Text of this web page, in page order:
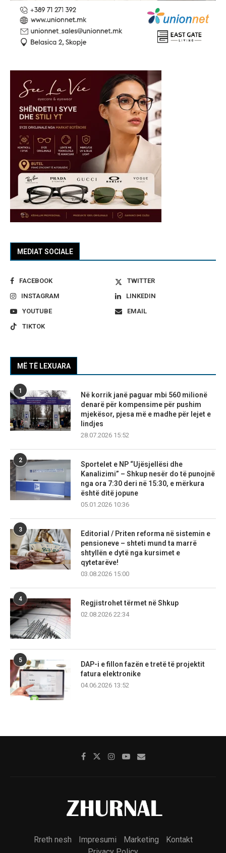
MEDIAT SOCIALE
FACEBOOK
TWITTER
INSTAGRAM
LINKEDIN
YOUTUBE
EMAIL
TIKTOK
MË TË LEXUARA
1
Në korrik janë paguar mbi 560 milionë
denarë për kompensime për pushim
mjekësor, pjesa më e madhe për lejet e
lindjes
28.07.2026 15:52
2
Sportelet e NP “Ujësjellësi dhe
Kanalizimi” – Shkup nesër do të punojnë
nga ora 7:30 deri në 15:30, e mërkura
është ditë jopune
05.01.2026 10:36
3
Editorial / Priten reforma në sistemin e
pensioneve – shteti mund ta marrë
shtyllën e dytë nga kursimet e
qytetarëve!
03.08.2026 15:00
4
Regjistrohet tërmet në Shkup
02.08.2026 22:34
5
DAP-i e fillon fazën e tretë të projektit
fatura elektronike
04.06.2026 13:52
Rreth nesh Impresumi Marketing
Kontakt